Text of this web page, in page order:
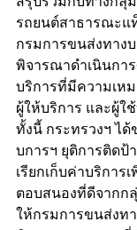
รถยนต์สาธารณะ
กรมการขนส่งทาง
พิจารณาดำเนินกา
บริการที่มีความเห
ผู้ให้บริการ และผู้ใ
ทั้งนี้ กระทรวงฯ ไ
บการฯ ยุติการติดป้
เรียกเก็บค่าบริการ
ตอบสนองที่ดีจากก
ให้กรมการขนส่งท